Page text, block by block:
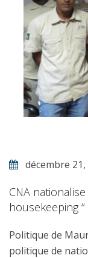
décembre 21,
CNA
housekeeping ‘‘
Politique de
politique de